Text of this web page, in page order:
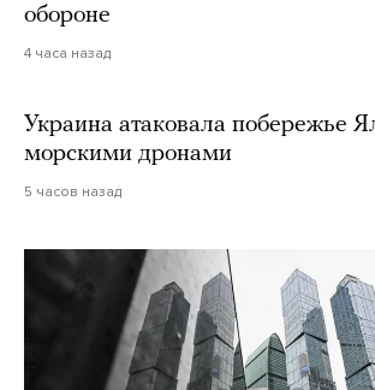
обороне
4 часа назад
Украина атаковала побережье
морскими дронами
5 часов назад